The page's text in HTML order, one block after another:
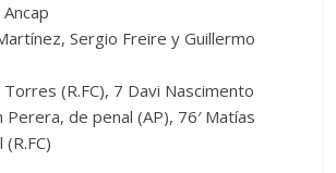
Sergio Freire y Guillermo
Torres (R.FC), 7 Davi Nascimento
Perera, de penal (AP), 76′ Matías